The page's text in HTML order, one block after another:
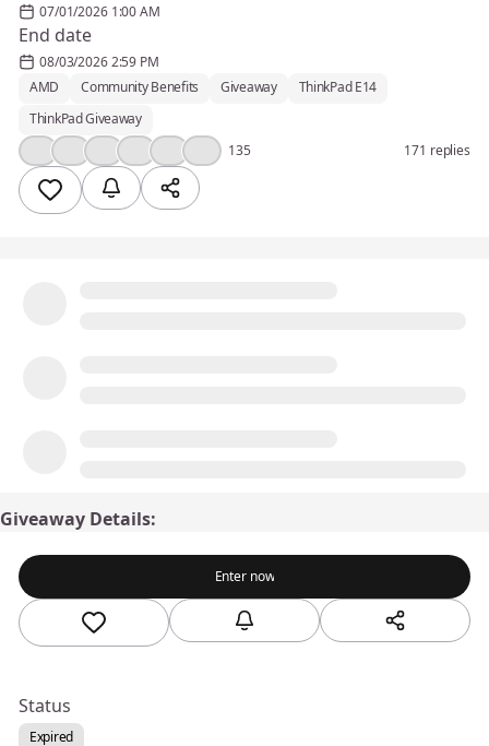
07/01/2026 1:00 AM
End date
08/03/2026 2:59 PM
AMD
Community Benefits Giveaway
ThinkPad E14
ThinkPad Giveaway
135 171 replies
Giveaway Details:
Enter now
Status
Expired